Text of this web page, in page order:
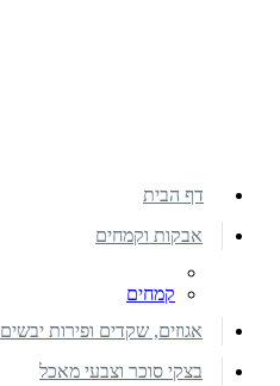
דף הבית
אבקות וקמחים
קמחים
אגוזים, שקדים ופירות יבשים
בצקי סוכר וצבעי מאכל